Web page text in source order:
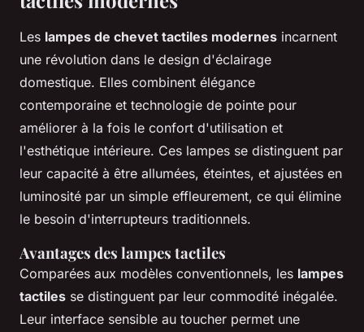
Les lampes de chevet tactiles modernes incarnent
une révolution dans le design d'éclairage
domestique. Elles combinent élégance
contemporaine et technologie de pointe pour
améliorer à la fois le confort d'utilisation et
l'esthétique intérieure. Ces lampes se distinguent par
leur capacité à être allumées, éteintes, et ajustées en
luminosité par un simple effleurement, ce qui élimine
le besoin d'interrupteurs traditionnels.
Avantages des lampes tactiles
Comparées aux modèles conventionnels, les lampes
tactiles se distinguent par leur commodité inégalée.
Leur interface sensible au toucher permet une